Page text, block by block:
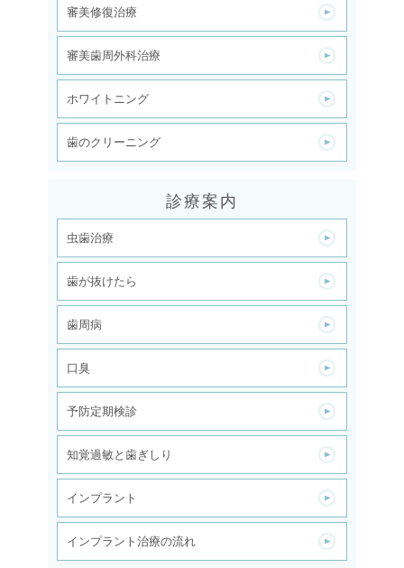
審美修復治療
審美歯周外科治療
ホワイトニング
歯のクリーニング
診療案内
虫歯治療
歯が抜けたら
歯周病
口臭
予防定期検診
知覚過敏と歯ぎしり
インプラント
インプラント治療の流れ